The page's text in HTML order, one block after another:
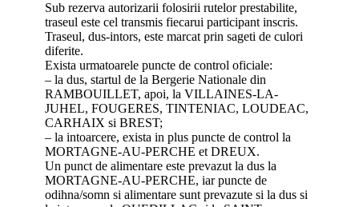
Sub rezerva autorizarii folosirii rutelor prestabilite,
traseul este cel transmis fiecarui participant inscris.
Traseul, dus-intors, este marcat prin sageti de culori
diferite.
Exista urmatoarele puncte de control oficiale:
– la dus, startul de la Bergerie Nationale din
RAMBOUILLET, apoi, la VILLAINES-LA-
JUHEL, FOUGERES, TINTENIAC, LOUDEAC,
CARHAIX si BREST;
– la intoarcere, exista in plus puncte de control la
MORTAGNE-AU-PERCHE et DREUX.
Un punct de alimentare este prevazut la dus la
MORTAGNE-AU-PERCHE, iar puncte de
odihna/somn si alimentare sunt prevazute si la dus si